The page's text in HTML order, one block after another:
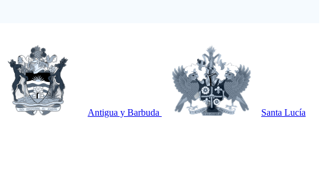
Antigua y Barbuda
Santa Lucía